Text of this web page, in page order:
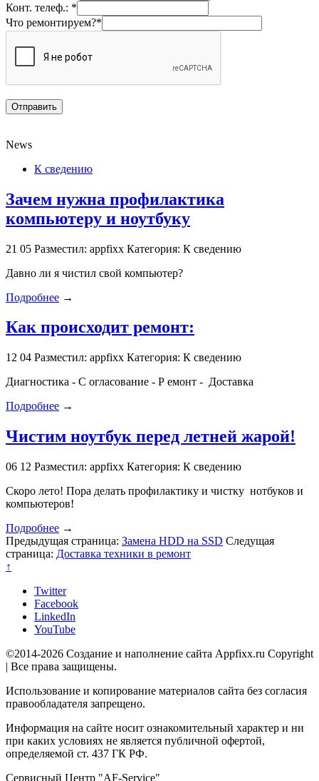
Конт. телеф.: *
Что ремонтируем?*
News
К сведению
Зачем нужна профилактика
компьютеру и ноутбуку
21 05 Разместил: appfixx Категория: К сведению
Давно ли я чистил свой компьютер?
Подробнее →
Как происходит ремонт:
12 04 Разместил: appfixx Категория: К сведению
Диагностика - С огласование - Р емонт - Доставка
Подробнее →
Чистим ноутбук перед летней жарой!
06 12 Разместил: appfixx Категория: К сведению
Скоро лето! Пора делать профилактику и чистку нотбуков и
компьютеров!
Подробнее →
Предыдущая страница: Замена HDD на SSD Следущая
страница: Доставка техники в ремонт
↑
Twitter
Facebook
LinkedIn
YouTube
©2014-2026 Создание и наполнение сайта Appfixx.ru Copyright
| Все права защищены.
Использование и копирование материалов сайта без согласия
правообладателя запрещено.
Информация на сайте носит ознакомительный характер и ни
при каких условиях не является публичной офертой,
определяемой ст. 437 ГК РФ.
Сервисный Центр "AF-Service"